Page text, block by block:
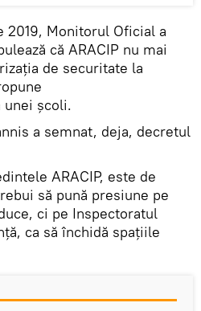
2019, Monitorul Oficial a
că ARACIP nu mai
de securitate la
unei școli.
a semnat, deja, decretul
ARACIP, este de
să pună presiune pe
ci pe Inspectoratul
ca să închidă spațiile